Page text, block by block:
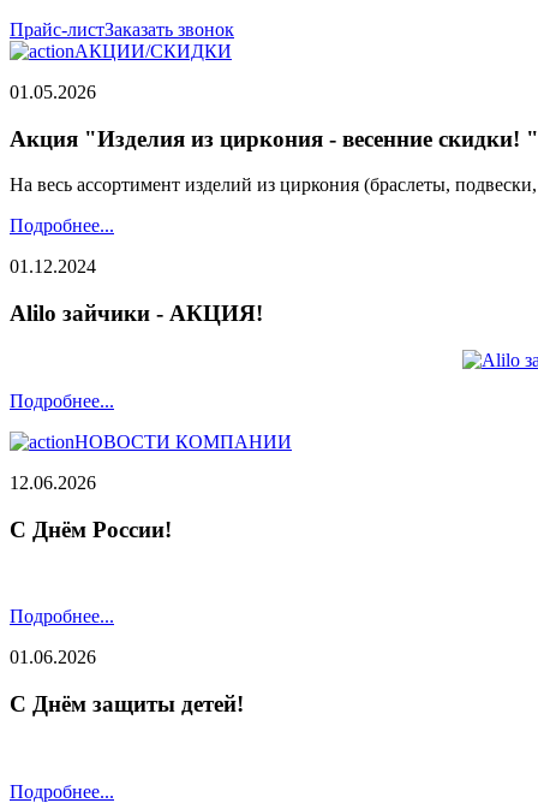
Прайс-листЗаказать звонок
АКЦИИ/СКИДКИ
01.05.2026
Акция "Изделия из циркония - весенние скидки! "
На весь ассортимент изделий из циркония (браслеты,
Подробнее...
01.12.2024
Alilo зайчики - АКЦИЯ!
Подробнее...
НОВОСТИ КОМПАНИИ
12.06.2026
С Днём России!
Подробнее...
01.06.2026
С Днём защиты детей!
Подробнее...